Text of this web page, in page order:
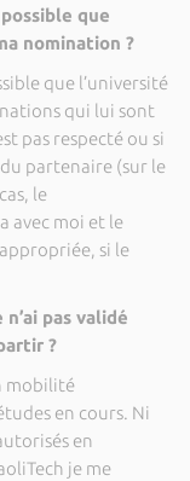
que
nomination ?
que l’université
qui lui sont
pas respecté ou si
partenaire (sur le
le
avec moi et le
si le
pas validé
?
mobilité
en cours. Ni
en
je me